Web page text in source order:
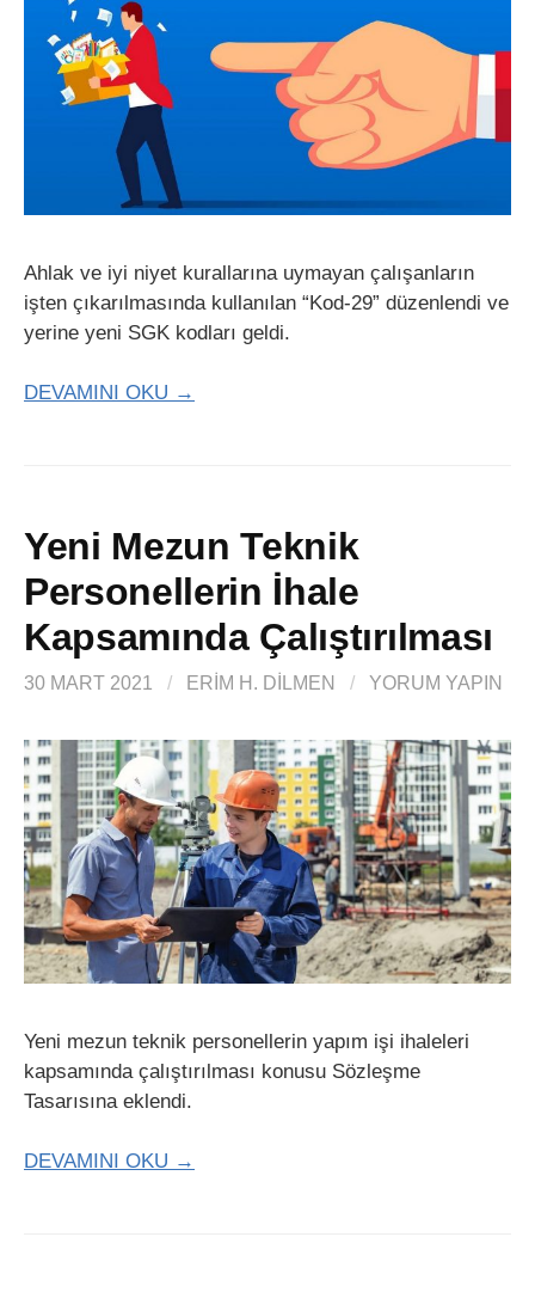
Ahlak ve iyi niyet kurallarına uymayan çalışanların
işten çıkarılmasında kullanılan “Kod-29” düzenlendi ve
yerine yeni SGK kodları geldi.
DEVAMINI OKU →
Yeni Mezun Teknik
Personellerin İhale
Kapsamında Çalıştırılması
30 MART 2021 / ERIM H. DİLMEN / YORUM YAPIN
Yeni mezun teknik personellerin yapım işi ihaleleri
kapsamında çalıştırılması konusu Sözleşme
Tasarısına eklendi.
DEVAMINI OKU →